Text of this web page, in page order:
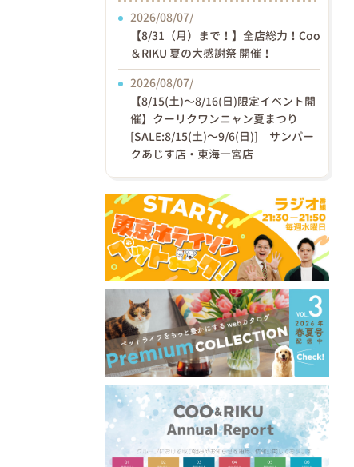
2026/08/07/
【8/31（月）まで！】全店総力！Coo
＆RIKU 夏の大感謝祭 開催！
2026/08/07/
【8/15(土)〜8/16(日)限定イベント開
催】クーリクワンニャン夏まつり
[SALE:8/15(土)～9/6(日)] サンパー
クあじす店・東海一宮店